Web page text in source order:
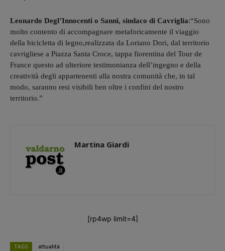
Leonardo Degl’Innocenti o Sanni, sindaco di Cavriglia:“Sono
molto contento di accompagnare metaforicamente il viaggio
della bicicletta di legno,realizzata da Loriano Dori, dal territorio
cavrigliese a Piazza Santa Croce, tappa fiorentina del Tour de
France questo ad ulteriore testimonianza dell’ingegno e della
creatività degli appartenenti alla nostra comunità che, in tal
modo, saranno resi visibili ben oltre i confini del nostro
territorio.”
Martina Giardi
[rp4wp limit=4]
TAGS attualità